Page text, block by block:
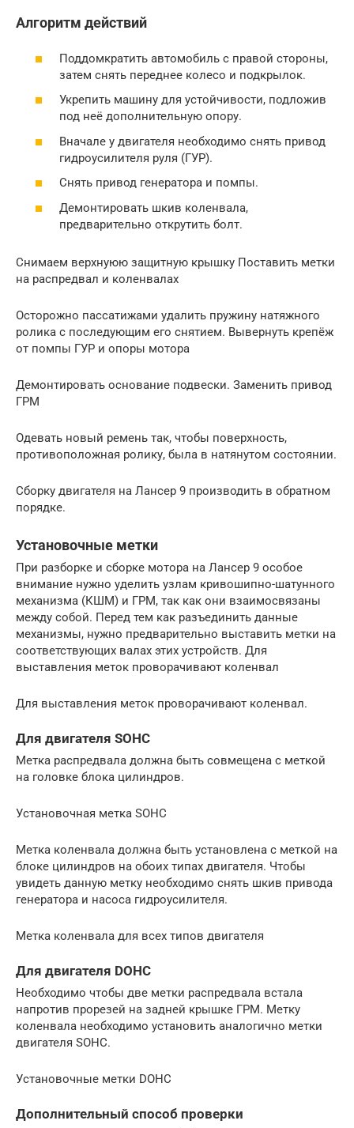
Алгоритм действий
Поддомкратить автомобиль с правой стороны,
затем снять переднее колесо и подкрылок.
Укрепить машину для устойчивости, подложив
под неё дополнительную опору.
Вначале у двигателя необходимо снять привод
гидроусилителя руля (ГУР).
Снять привод генератора и помпы.
Демонтировать шкив коленвала,
предварительно открутить болт.
Снимаем верхнуюю защитную крышку Поставить метки
на распредвал и коленвалах
Осторожно пассатижами удалить пружину натяжного
ролика с последующим его снятием. Вывернуть крепёж
от помпы ГУР и опоры мотора
Демонтировать основание подвески. Заменить привод
ГРМ
Одевать новый ремень так, чтобы поверхность,
противоположная ролику, была в натянутом состоянии.
Сборку двигателя на Лансер 9 производить в обратном
порядке.
Установочные метки
При разборке и сборке мотора на Лансер 9 особое
внимание нужно уделить узлам кривошипно-шатунного
механизма (КШМ) и ГРМ, так как они взаимосвязаны
между собой. Перед тем как разъединить данные
механизмы, нужно предварительно выставить метки на
соответствующих валах этих устройств. Для
выставления меток проворачивают коленвал
Для выставления меток проворачивают коленвал.
Для двигателя SOHC
Метка распредвала должна быть совмещена с меткой
на головке блока цилиндров.
Установочная метка SOHC
Метка коленвала должна быть установлена с меткой на
блоке цилиндров на обоих типах двигателя. Чтобы
увидеть данную метку необходимо снять шкив привода
генератора и насоса гидроусилителя.
Метка коленвала для всех типов двигателя
Для двигателя DOHC
Необходимо чтобы две метки распредвала встала
напротив прорезей на задней крышке ГРМ. Метку
коленвала необходимо установить аналогично метки
двигателя SOHC.
Установочные метки DOHC
Дополнительный способ проверки